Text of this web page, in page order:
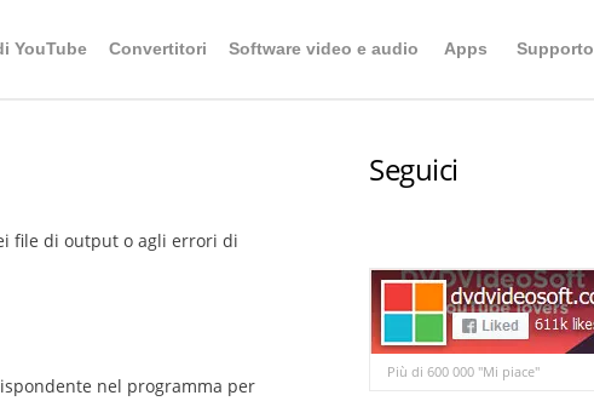
YouTube Convertitori Software video e audio Apps Supporto
file di output o agli errori di
nel programma per
Seguici
Più di 600 000 "Mi piace"